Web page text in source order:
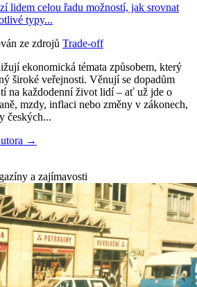
lidem celou řadu možností, jak srovnat
typy...
ze zdrojů Trade-off
ekonomická témata způsobem, který
široké veřejnosti. Věnují se dopadům
na každodenní život lidí – ať už jde o
mzdy, inflaci nebo změny v zákonech,
českých...
→
a zajímavosti